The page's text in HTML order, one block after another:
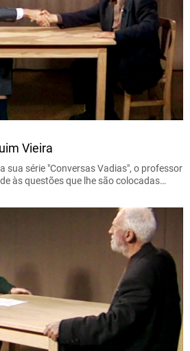
Vieira
sua série "Conversas Vadias", o professor
às questões que lhe são colocadas…